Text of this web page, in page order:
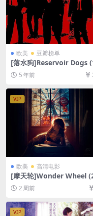
欧美 豆瓣榜单
[落水狗]Reservoir Dogs
92)[百度网盘+夸克网盘+
云盘资源1080P超清未删
[MP4/6.4GB][中英字幕]
5 年前
VIP
欧美 高清电影
[摩天轮]Wonder Wheel
7)[百度网盘+夸克网盘
超清未删减资源][网盘在线
放/下载][MP4/6.6GB][中
幕]
2 周前
VIP